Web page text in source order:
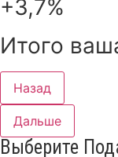
+3,7%
Итого
Назад
Дальше
Выберите